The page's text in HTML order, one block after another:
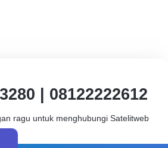
| 08122222612
ragu untuk menghubungi Satelitweb